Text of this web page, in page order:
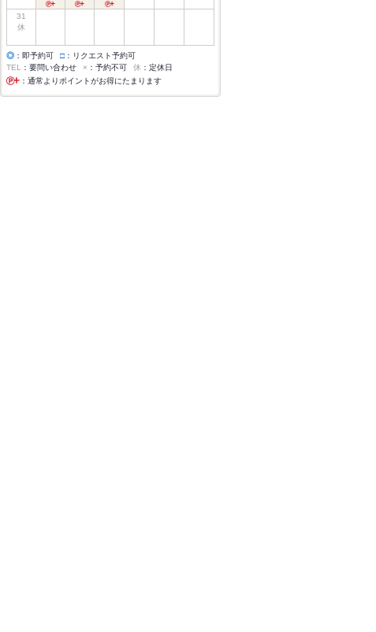
31
休
◎ ：即予約可 □ ：リクエスト予約可
TEL
：要問い合わせ × ：予約不可 休 ：定休日
：通常よりポイントがお得にたまります